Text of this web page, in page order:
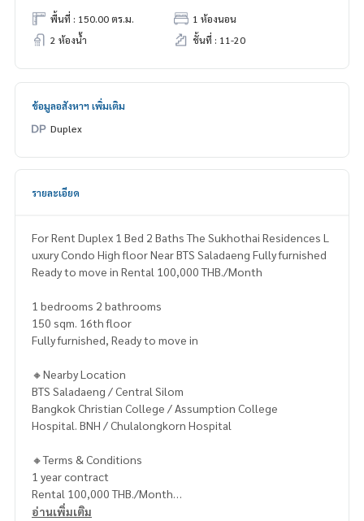
พื้นที่ : 150.00 ตร.ม.
1 ห้องนอน
2 ห้องน้ำ
ชั้นที่ : 11-20
ข้อมูลอสังหาฯ เพิ่มเติม
Duplex
รายละเอียด
For Rent Duplex 1 Bed 2 Baths The Sukhothai Residences L
uxury Condo High floor Near BTS Saladaeng Fully furnished
Ready to move in Rental 100,000 THB./Month
1 bedrooms 2 bathrooms
150 sqm. 16th floor
Fully furnished, Ready to move in
🔸Nearby Location
BTS Saladaeng / Central Silom
Bangkok Christian College / Assumption College
Hospital. BNH / Chulalongkorn Hospital
🔸Terms & Conditions
1 year contract
Rental 100,000 THB./Month
2 months deposit
อ่านเพิ่มเติม